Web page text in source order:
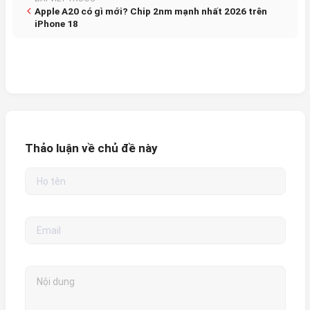
Apple A20 có gì mới? Chip 2nm mạnh nhất 2026 trên
iPhone 18
Thảo luận về chủ đề này